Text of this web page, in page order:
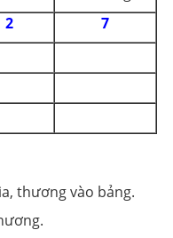
2
7
thương vào bảng.